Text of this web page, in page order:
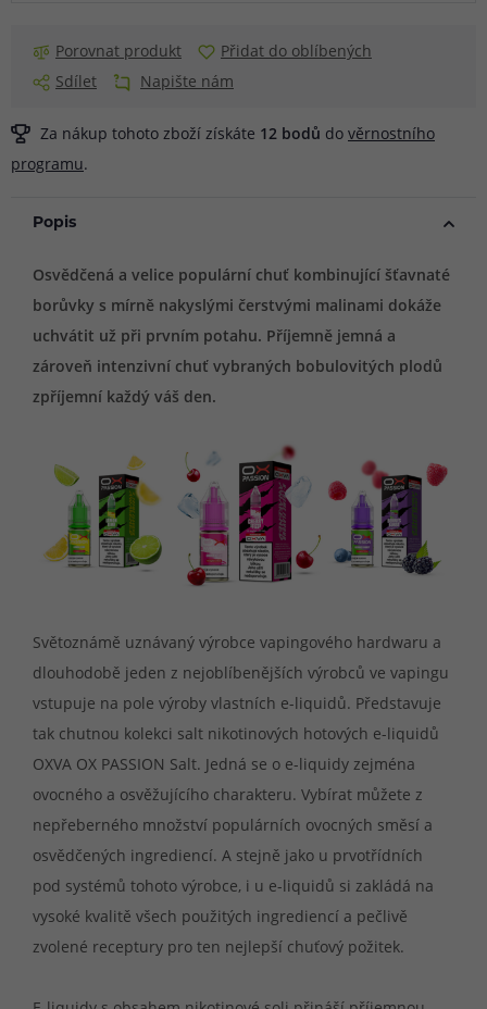
Porovnat produkt
Přidat do oblíbených
Sdílet
Napište nám
Za nákup tohoto zboží získáte 12 bodů do věrnostního
programu.
Popis
Osvědčená a velice populární chuť kombinující šťavnaté
borůvky s mírně nakyslými čerstvými malinami dokáže
uchvátit už při prvním potahu. Příjemně jemná a
zároveň intenzivní chuť vybraných bobulovitých plodů
zpříjemní každý váš den.
Světoznámě uznávaný výrobce vapingového hardwaru a
dlouhodobě jeden z nejoblíbenějších výrobců ve vapingu
vstupuje na pole výroby vlastních e-liquidů. Představuje
tak chutnou kolekci salt nikotinových hotových e-liquidů
OXVA OX PASSION Salt. Jedná se o e-liquidy zejména
ovocného a osvěžujícího charakteru. Vybírat můžete z
nepřeberného množství populárních ovocných směsí a
osvědčených ingrediencí. A stejně jako u prvotřídních
pod systémů tohoto výrobce, i u e-liquidů si zakládá na
vysoké kvalitě všech použitých ingrediencí a pečlivě
zvolené receptury pro ten nejlepší chuťový požitek.